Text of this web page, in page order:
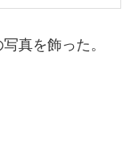
真を飾った。